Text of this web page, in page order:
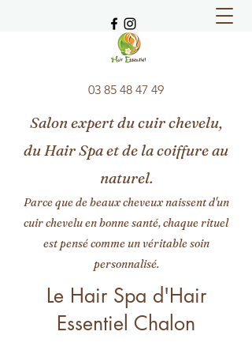
Le Hair Spa d'Hair
Essentiel Chalon
Salon expert du cuir chevelu,
du Hair Spa et de la coiffure au
naturel.
Parce que de beaux cheveux naissent d'un
cuir chevelu en bonne santé, chaque rituel
est pensé comme un véritable soin
personnalisé.
03 85 48 47 49